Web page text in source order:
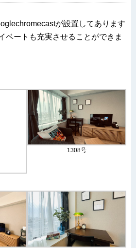
が設置してあります
ベートも充実させることができま
1308号